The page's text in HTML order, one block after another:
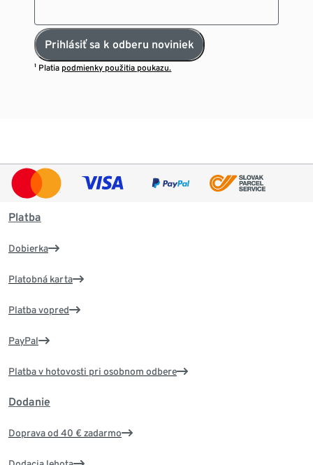
Prihlásiť sa k odberu noviniek
¹ Platia podmienky použitia poukazu.
Platba
Dobierka
Platobná karta
Platba vopred
PayPal
Platba v hotovosti pri osobnom odbere
Dodanie
Doprava od 40 € zadarmo